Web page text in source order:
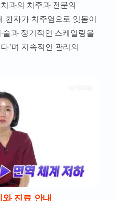
과의 치주과 전문의
환자가 치주염으로 잇몸이
과 정기적인 스케일링을
’며 지속적인 관리의
진료 안내